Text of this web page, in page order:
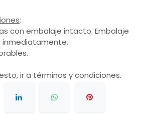
:
con embalaje intacto. Embalaje
ir a términos y condiciones.